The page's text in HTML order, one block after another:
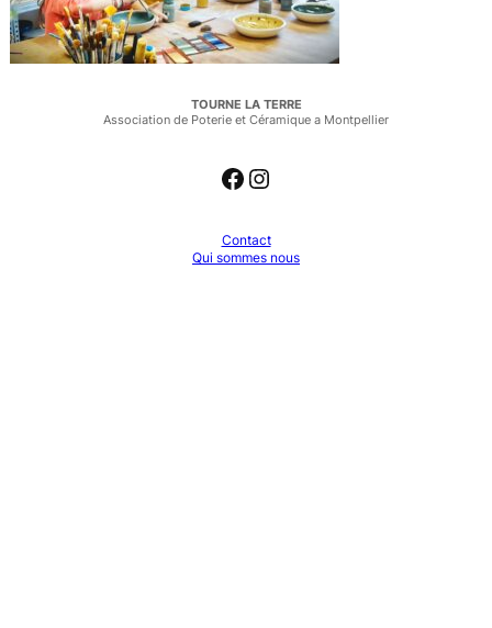
TOURNE LA TERRE
Association de Poterie et Céramique a Montpellier
Facebook Instagram
Contact
Qui sommes nous